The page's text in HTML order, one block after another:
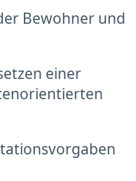
Bewohner und
einer